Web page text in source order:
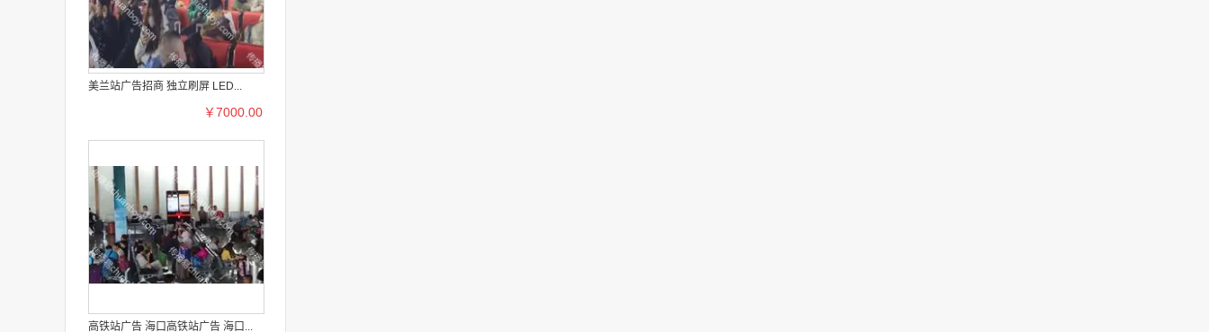
美兰站广告招商 独立刷屏 LED...
￥7000.00
高铁站广告 海口高铁站广告 海口...